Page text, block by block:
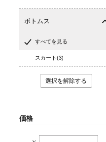
ボトムス
すべてを見る
スカート(3)
選択を解除する
価格